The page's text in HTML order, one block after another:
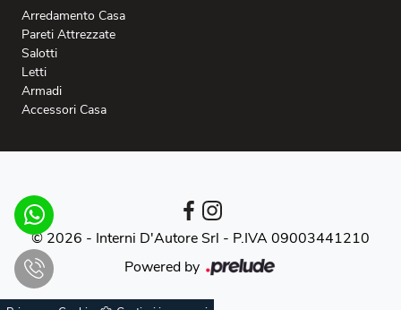
Arredamento Casa
Pareti Attrezzate
Salotti
Letti
Armadi
Accessori Casa
© 2026 - Interni D'Autore Srl - P.IVA 09003441210
Powered by